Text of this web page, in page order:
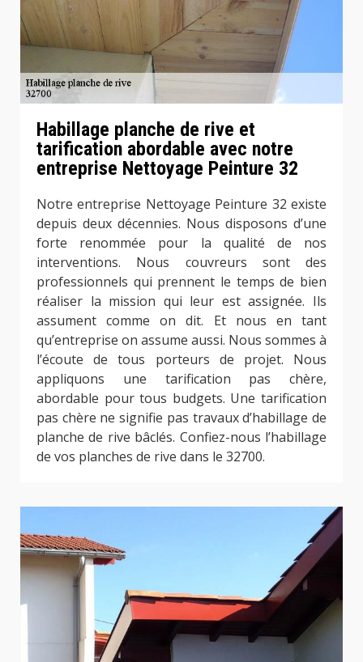
Habillage planche de rive et
tarification abordable avec notre
entreprise Nettoyage Peinture 32
Notre entreprise Nettoyage Peinture 32 existe
depuis deux décennies. Nous disposons d’une
forte renommée pour la qualité de nos
interventions. Nous couvreurs sont des
professionnels qui prennent le temps de bien
réaliser la mission qui leur est assignée. Ils
assument comme on dit. Et nous en tant
qu’entreprise on assume aussi. Nous sommes à
l’écoute de tous porteurs de projet. Nous
appliquons une tarification pas chère,
abordable pour tous budgets. Une tarification
pas chère ne signifie pas travaux d’habillage de
planche de rive bâclés. Confiez-nous l’habillage
de vos planches de rive dans le 32700.